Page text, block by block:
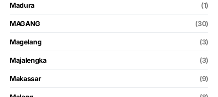
Madura (1)
MAGANG (30)
Magelang (3)
Majalengka (3)
Makassar (9)